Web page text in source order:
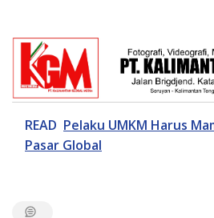
READ Pelaku UMKM Harus
Pasar Global